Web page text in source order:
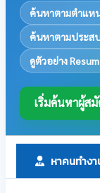
ค้นหาตามตำแห
ค้นหาตามประส
ดูตัวอย่าง
เริ่มค้นหาผู้สมั
หาคนทำง